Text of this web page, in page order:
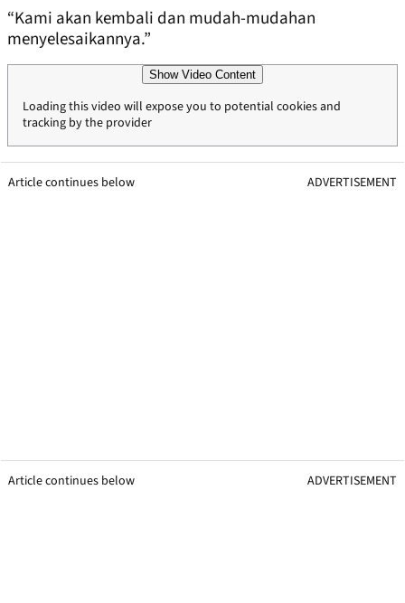
“Kami akan kembali dan mudah-mudahan
menyelesaikannya.”
Show Video Content
Loading this video will expose you to potential cookies and
tracking by the provider
Article continues below ADVERTISEMENT
Article continues below ADVERTISEMENT